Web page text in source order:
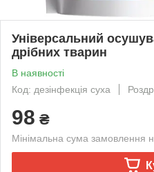
Універсальний
дрібних тварин
В наявності
Код: дезінфекція суха
98 ₴
Мінімальна сума замовлення